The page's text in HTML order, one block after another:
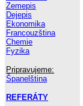
Zemepis
Dejepis
Ekonomika
Francouzština
Chemie
Fyzika
Pripravujeme:
Španelština
REFERÁTY